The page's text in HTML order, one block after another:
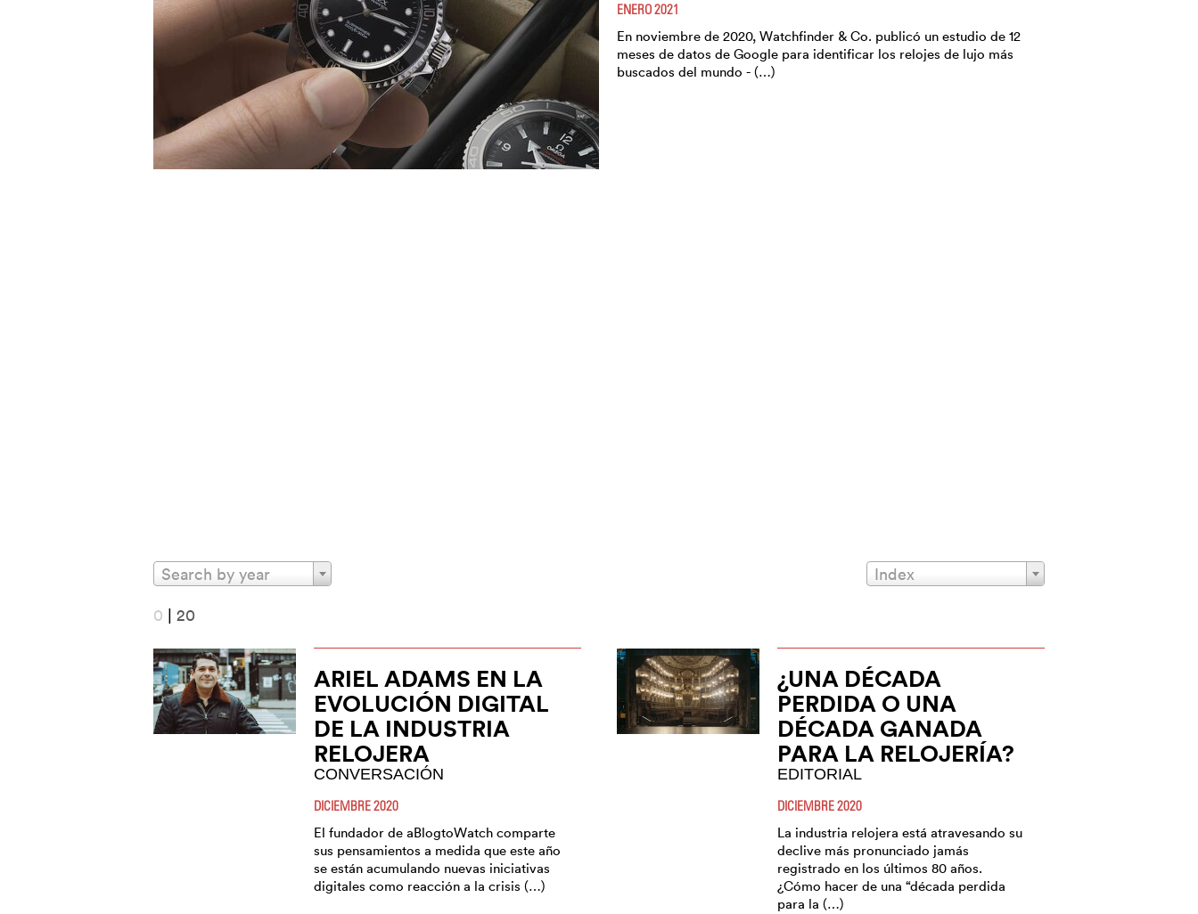
ENERO 2021
En noviembre de 2020, Watchfinder & Co. publicó un estudio de 12
meses de datos de Google para identificar los relojes de lujo más
buscados del mundo - (…)
Search by year
Index
0 | 20
ARIEL ADAMS EN LA
EVOLUCIÓN DIGITAL
DE LA INDUSTRIA
RELOJERA
CONVERSACIÓN
DICIEMBRE 2020
El fundador de aBlogtoWatch comparte
sus pensamientos a medida que este año
se están acumulando nuevas iniciativas
digitales como reacción a la crisis (…)
¿UNA DÉCADA
PERDIDA O UNA
DÉCADA GANADA
PARA LA RELOJERÍA?
EDITORIAL
DICIEMBRE 2020
La industria relojera está atravesando su
declive más pronunciado jamás
registrado en los últimos 80 años.
¿Cómo hacer de una “década perdida
para la (…)